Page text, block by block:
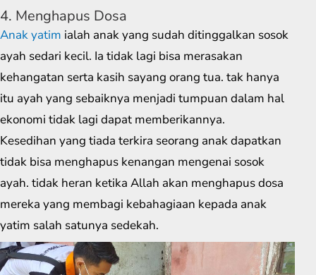
4. Menghapus Dosa
Anak yatim ialah anak yang sudah ditinggalkan sosok
ayah sedari kecil. Ia tidak lagi bisa merasakan
kehangatan serta kasih sayang orang tua. tak hanya
itu ayah yang sebaiknya menjadi tumpuan dalam hal
ekonomi tidak lagi dapat memberikannya.
Kesedihan yang tiada terkira seorang anak dapatkan
tidak bisa menghapus kenangan mengenai sosok
ayah. tidak heran ketika Allah akan menghapus dosa
mereka yang membagi kebahagiaan kepada anak
yatim salah satunya sedekah.